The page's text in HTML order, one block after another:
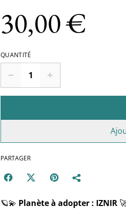
30,00 €
QUANTITÉ
PARTAGER
🪐💫 Planète à adopter : IZNIR